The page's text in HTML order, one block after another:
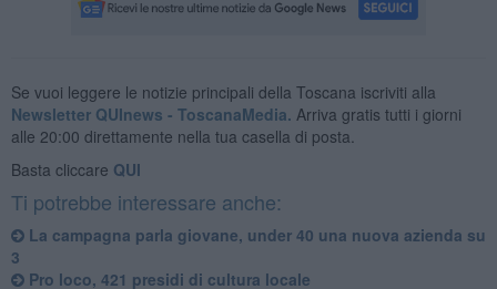
Se vuoi leggere le notizie principali della Toscana iscriviti alla
Newsletter QUInews - ToscanaMedia. Arriva gratis tutti i giorni
alle 20:00 direttamente nella tua casella di posta.
Basta cliccare QUI
Ti potrebbe interessare anche:
La campagna parla giovane, under 40 una nuova azienda su
3
Pro loco, 421 presidi di cultura locale